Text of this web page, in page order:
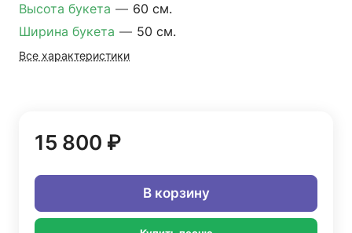
Высота букета — 60 см.
Ширина букета — 50 см.
Все характеристики
15 800 ₽
В корзину